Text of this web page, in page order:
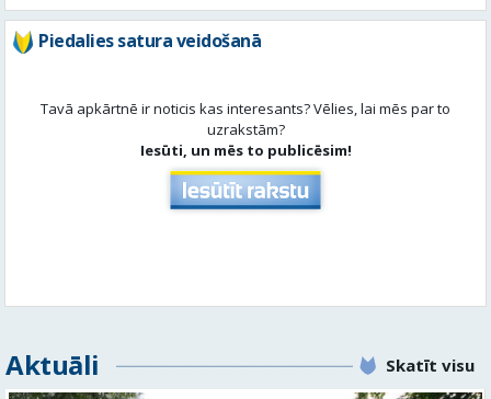
Piedalies satura veidošanā
Tavā apkārtnē ir noticis kas interesants? Vēlies, lai mēs par to
uzrakstām?
Iesūti, un mēs to publicēsim!
Aktuāli Skatīt visu